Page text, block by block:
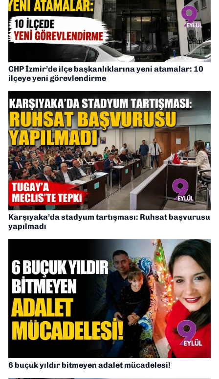
CHP İzmir’de ilçe başkanlıklarına yeni atamalar: 10
ilçeye yeni görevlendirme
Karşıyaka’da stadyum tartışması: Ruhsat başvurusu
yapılmadı
6 buçuk yıldır bitmeyen adalet mücadelesi!